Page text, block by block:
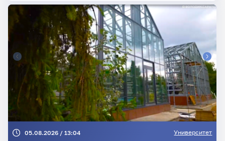
05.08.2026 / 13:04 Университет